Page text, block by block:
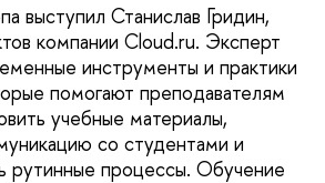
выступил Станислав Гридин,
компании Cloud.ru. Эксперт
инструменты и практики
помогают преподавателям
учебные материалы,
со студентами и
рутинные процессы. Обучение